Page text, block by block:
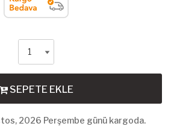
SEPETE EKLE
2026 Perşembe günü kargoda.